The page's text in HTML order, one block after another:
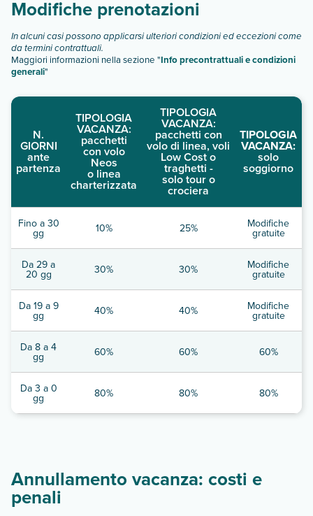
Modifiche prenotazioni
In alcuni casi possono applicarsi ulteriori condizioni ed eccezioni come
da termini contrattuali.
Maggiori informazioni nella sezione "Info precontrattuali e condizioni
generali"
N.
GIORNI
ante
partenza
TIPOLOGIA
VACANZA:
pacchetti
con volo
Neos
o linea
charterizzata
TIPOLOGIA
VACANZA:
pacchetti con
volo di linea, voli
Low Cost o
traghetti -
solo tour o
crociera
TIPOLOGIA
VACANZA:
solo
soggiorno
Fino a 30
gg 10% 25% Modifiche
gratuite
Da 29 a
20 gg 30% 30% Modifiche
gratuite
Da 19 a 9
gg 40% 40% Modifiche
gratuite
Da 8 a 4
gg 60% 60% 60%
Da 3 a 0
gg 80% 80% 80%
Annullamento vacanza: costi e
penali